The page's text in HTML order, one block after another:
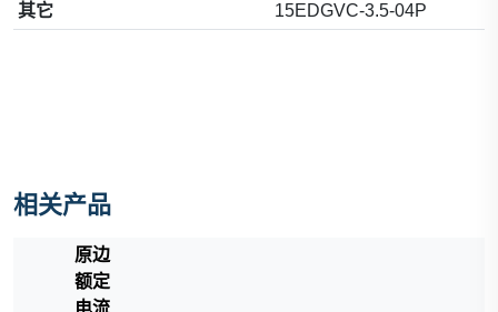
其它
15EDGVC-3.5-04P
相关产品
原边
额定